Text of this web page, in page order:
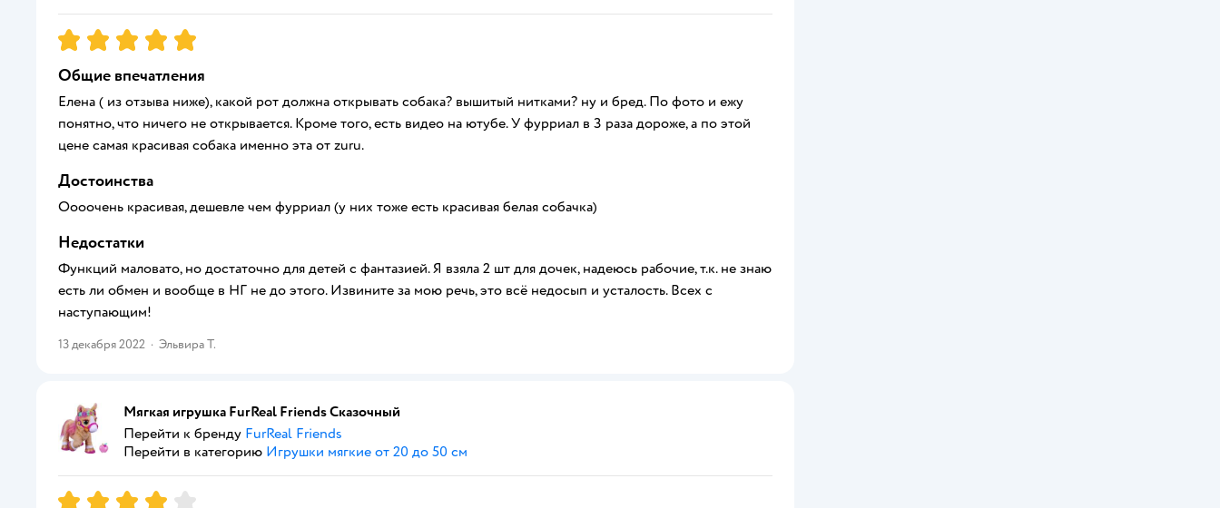
Рейтинг:5
Общие впечатления
Елена ( из отзыва ниже), какой рот должна открывать собака? вышитый нитками? ну и бред. По фото и ежу
понятно, что ничего не открывается. Кроме того, есть видео на ютубе. У фурриал в 3 раза дороже, а по этой
цене самая красивая собака именно эта от zuru.
Достоинства
Оооочень красивая, дешевле чем фурриал (у них тоже есть красивая белая собачка)
Недостатки
Функций маловато, но достаточно для детей с фантазией. Я взяла 2 шт для дочек, надеюсь рабочие, т.к. не знаю
есть ли обмен и вообще в НГ не до этого. Извините за мою речь, это всё недосып и усталость. Всех с
наступающим!
13 декабря 2022 · Эльвира Т.
Мягкая игрушка FurReal Friends Сказочный
Перейти к бренду FurReal Friends
Перейти в категорию Игрушки мягкие от 20 до 50 см
Рейтинг:4